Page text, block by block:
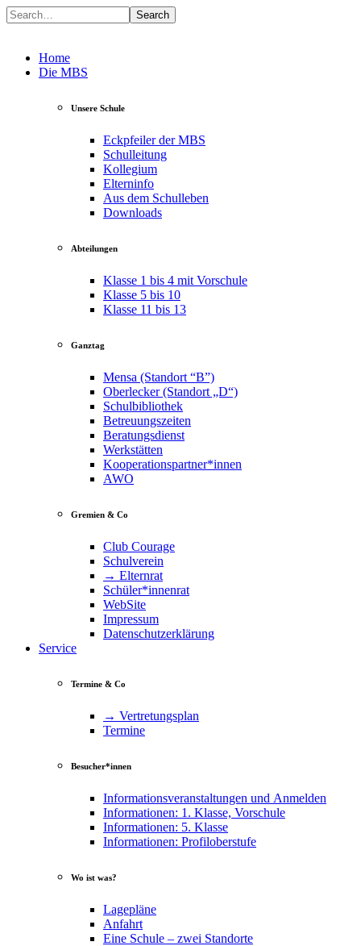
Search
Home
Die MBS
Unsere Schule
Eckpfeiler der MBS
Schulleitung
Kollegium
Elterninfo
Aus dem Schulleben
Downloads
Abteilungen
Klasse 1 bis 4 mit Vorschule
Klasse 5 bis 10
Klasse 11 bis 13
Ganztag
Mensa (Standort “B”)
Oberlecker (Standort „D“)
Schulbibliothek
Betreuungszeiten
Beratungsdienst
Werkstätten
Kooperationspartner*innen
AWO
Gremien & Co
Club Courage
Schulverein
→ Elternrat
Schüler*innenrat
WebSite
Impressum
Datenschutzerklärung
Service
Termine & Co
→ Vertretungsplan
Termine
Besucher*innen
Informationsveranstaltungen und Anmelden
Informationen: 1. Klasse, Vorschule
Informationen: 5. Klasse
Informationen: Profiloberstufe
Wo ist was?
Lagepläne
Anfahrt
Eine Schule – zwei Standorte